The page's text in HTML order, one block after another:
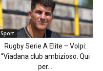
Sport
Rugby Serie A Elite – Volpi:
“Viadana club ambizioso. Qui
per...